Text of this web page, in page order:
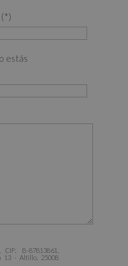
estás
CIF: B-87813861,
13 - Altillo, 25008